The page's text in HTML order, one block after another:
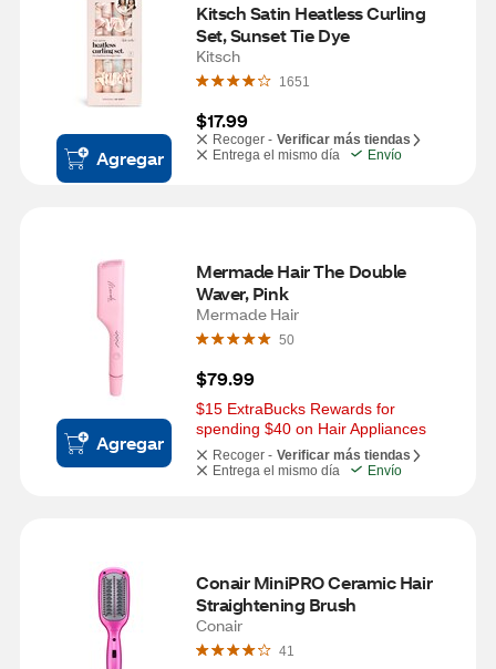
Agregar
Kitsch Satin Heatless Curling
Set, Sunset Tie Dye
Kitsch
1651
$17.99
Recoger - Verificar más tiendas
Entrega el mismo día
Envío
Agregar
Mermade Hair The Double
Waver, Pink
Mermade Hair
50
$79.99
$15 ExtraBucks Rewards for
spending $40 on Hair Appliances
Recoger - Verificar más tiendas
Entrega el mismo día
Envío
Conair MiniPRO Ceramic Hair
Straightening Brush
Conair
41